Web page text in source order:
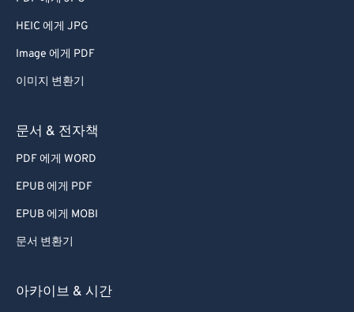
HEIC 에게 JPG
Image 에게 PDF
이미지 변환기
문서 & 전자책
PDF 에게 WORD
EPUB 에게 PDF
EPUB 에게 MOBI
문서 변환기
아카이브 & 시간